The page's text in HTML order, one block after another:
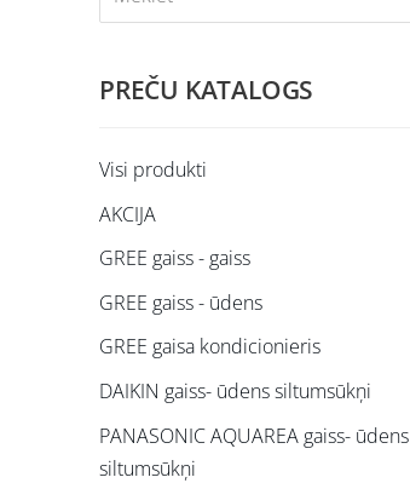
PREČU KATALOGS
Visi produkti
AKCIJA
GREE gaiss - gaiss
GREE gaiss - ūdens
GREE gaisa kondicionieris
DAIKIN gaiss- ūdens siltumsūkņi
PANASONIC AQUAREA gaiss- ūdens
siltumsūkņi